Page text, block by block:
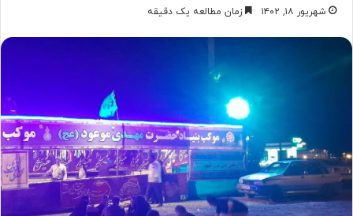
شهریور ۱۸, ۱۴۰۲ زمان مطالعه یک دقیقه